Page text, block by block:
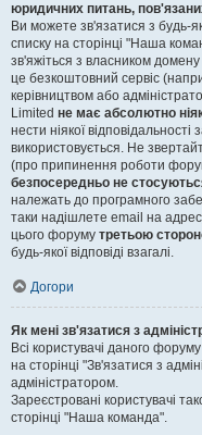
юридичних питань,
Ви можете зв'язатися з будь-
списку на сторінці "Наша
зв'яжіться з власником домену
це безкоштовний сервіс
керівництвом або
Limited не має абсолютно
нести ніякої
використовується. Не
(про припинення роботи
безпосередньо не
належать до програмного
таки надішлете email на
цього форуму третьою
будь-якої відповіді взагалі.
Догори
Як мені зв'язатися з
Всі користувачі даного
на сторінці "Зв'язатися з
адміністратором.
Зареєстровані користувачі
сторінці "Наша команда".